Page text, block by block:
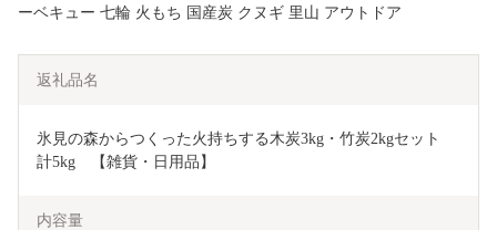
ーベキュー 七輪 火もち 国産炭 クヌギ 里山 アウトドア
返礼品名
氷見の森からつくった火持ちする木炭3kg・竹炭2kgセット
計5kg　【雑貨・日用品】
内容量